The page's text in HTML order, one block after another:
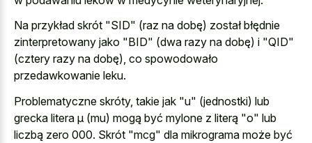
Na przykład skrót "SID" (raz na dobę) został błędnie
zinterpretowany jako "BID" (dwa razy na dobę) i "QID"
(cztery razy na dobę), co spowodowało
przedawkowanie leku.
Problematyczne skróty, takie jak "u" (jednostki) lub
grecka litera μ (mu) mogą być mylone z literą "o" lub
liczbą zero 000. Skrót "mcg" dla mikrograma może być